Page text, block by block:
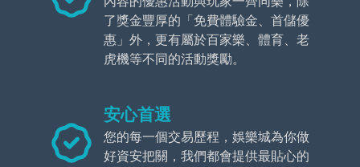
了獎金豐厚的「免費體驗金、首儲優
惠」外，更有屬於百家樂、體育、老
虎機等不同的活動獎勵。
安心首選
您的每一個交易歷程，娛樂城為你做
好資安把關，我們都會提供最貼心的